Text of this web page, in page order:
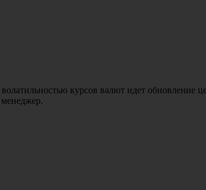
курсов валют идет обновление
менеджер.